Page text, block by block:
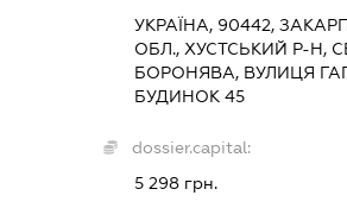
УКРАЇНА, 90442,
ОБЛ., ХУСТСЬКИЙ Р-Н,
БОРОНЯВА, ВУЛИЦЯ
БУДИНОК 45
dossier.capital:
5 298 грн.